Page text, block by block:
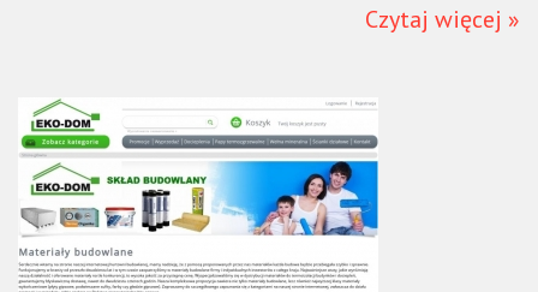
Czytaj więcej »